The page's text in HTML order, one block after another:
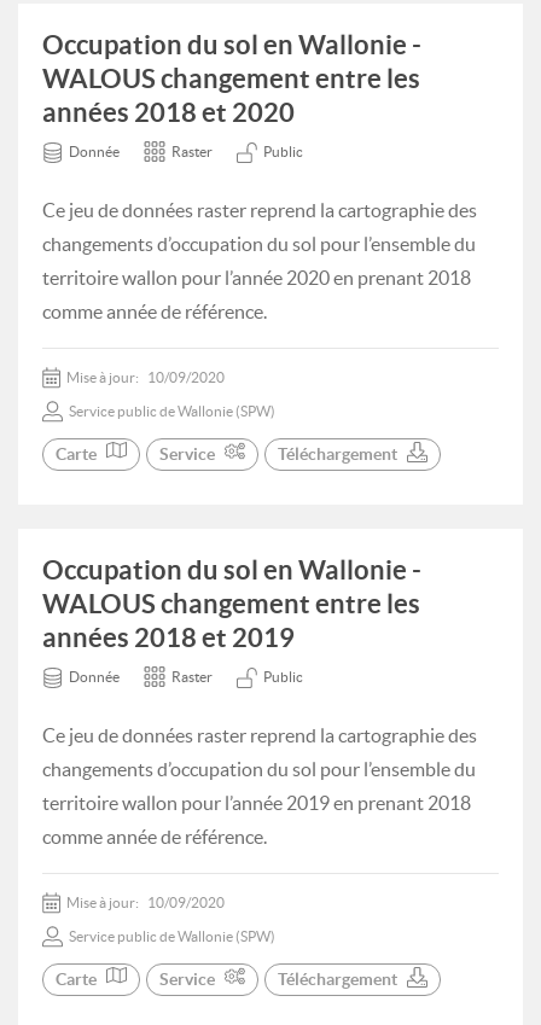
Occupation du sol en Wallonie -
WALOUS changement entre les
années 2018 et 2020
Donnée Raster Public
Ce jeu de données raster reprend la cartographie des
changements d’occupation du sol pour l’ensemble du
territoire wallon pour l’année 2020 en prenant 2018
comme année de référence.
Mise à jour: 10/09/2020
Service public de Wallonie (SPW)
Carte Service Téléchargement
Occupation du sol en Wallonie -
WALOUS changement entre les
années 2018 et 2019
Donnée Raster Public
Ce jeu de données raster reprend la cartographie des
changements d’occupation du sol pour l’ensemble du
territoire wallon pour l’année 2019 en prenant 2018
comme année de référence.
Mise à jour: 10/09/2020
Service public de Wallonie (SPW)
Carte Service Téléchargement